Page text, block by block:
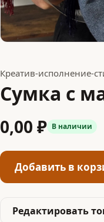
Креатив-исполнение-
Сумка с
0,00 ₽ В наличии
Добавить в
Редактировать